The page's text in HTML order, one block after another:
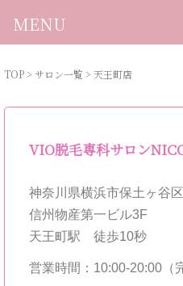
TOP> サロン一覧 > 天王町店
VIO脱毛専科サロン
神奈川県横浜市保土ヶ谷
信州物産第一ビル3F
天王町駅 徒歩10秒
営業時間：10:00-20:00（
MENU